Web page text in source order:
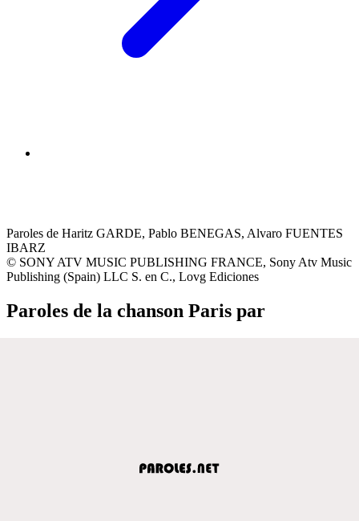
Paroles de Haritz GARDE, Pablo BENEGAS, Alvaro FUENTES
IBARZ
© SONY ATV MUSIC PUBLISHING FRANCE, Sony Atv Music
Publishing (Spain) LLC S. en C., Lovg Ediciones
Paroles de la chanson Paris par